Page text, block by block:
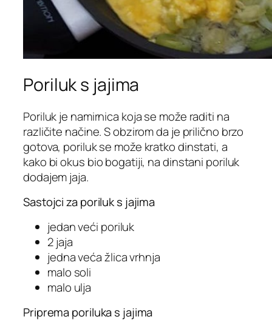
Poriluk s jajima
Poriluk je namirnica koja se može raditi na
različite načine. S obzirom da je prilično brzo
gotova, poriluk se može kratko dinstati, a
kako bi okus bio bogatiji, na dinstani poriluk
dodajem jaja.
Sastojci za poriluk s jajima
jedan veći poriluk
2 jaja
jedna veća žlica vrhnja
malo soli
malo ulja
Priprema poriluka s jajima